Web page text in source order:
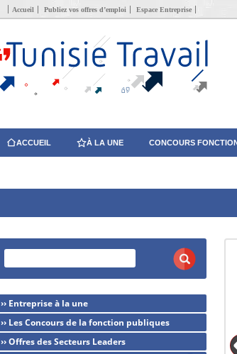
Accueil Publiez vos offres d’emploi Espace Entreprise
ACCUEIL À LA UNE CONCOURS
›› Entreprise à la une
›› Les Concours de la fonction publiques
›› Offres des Secteurs Leaders